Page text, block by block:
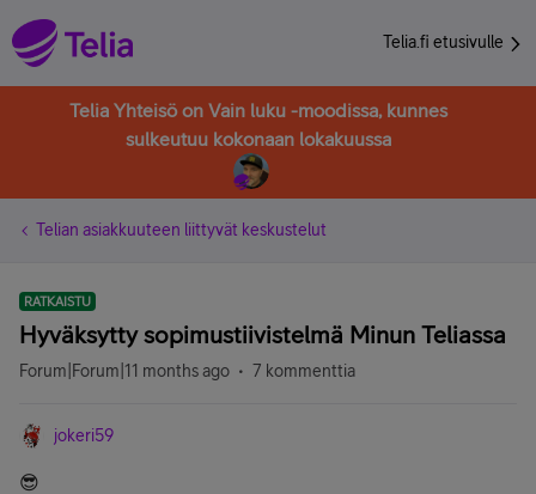
Telia.fi etusivulle
Telia Yhteisö on Vain luku -moodissa, kunnes
sulkeutuu kokonaan lokakuussa
Telian asiakkuuteen liittyvät keskustelut
RATKAISTU
Hyväksytty sopimustiivistelmä Minun Teliassa
Forum|Forum|11 months ago 7 kommenttia
jokeri59
😎